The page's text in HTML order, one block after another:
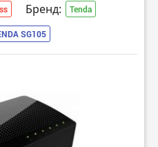
Бренд: Tenda
SG105